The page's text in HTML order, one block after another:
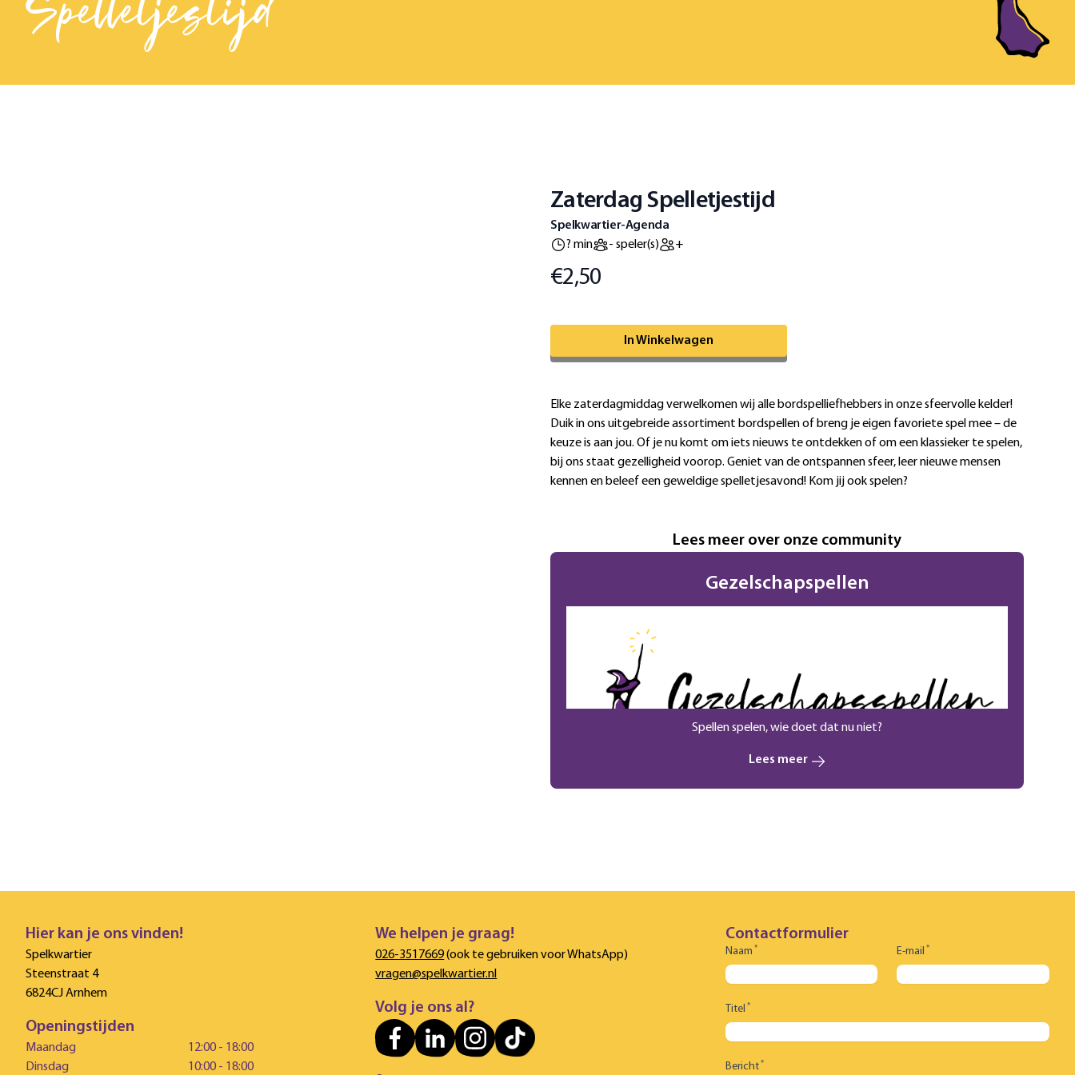
Zaterdag Spelletjestijd
Spelkwartier-Agenda
? min
- speler(s) +
Prijs
€2,50
In Winkelwagen
Extra informatie
Elke zaterdagmiddag verwelkomen wij alle bordspelliefhebbers in onze sfeervolle kelder!
Duik in ons uitgebreide assortiment bordspellen of breng je eigen favoriete spel mee – de
keuze is aan jou. Of je nu komt om iets nieuws te ontdekken of om een klassieker te spelen,
bij ons staat gezelligheid voorop. Geniet van de ontspannen sfeer, leer nieuwe mensen
kennen en beleef een geweldige spelletjesavond! Kom jij ook spelen?
Lees meer over onze community
Gezelschapspellen
Spellen spelen, wie doet dat nu niet?
Lees meer
Hier kan je ons vinden!
Spelkwartier
Steenstraat 4
6824CJ Arnhem
Openingstijden
Maandag
12:00 - 18:00
Dinsdag
10:00 - 18:00
We helpen je graag!
026-3517669(ook te gebruiken voor WhatsApp)
vragen@spelkwartier.nl
Volg je ons al?
Contactformulier
Naam * E-mail *
Titel *
Bericht*